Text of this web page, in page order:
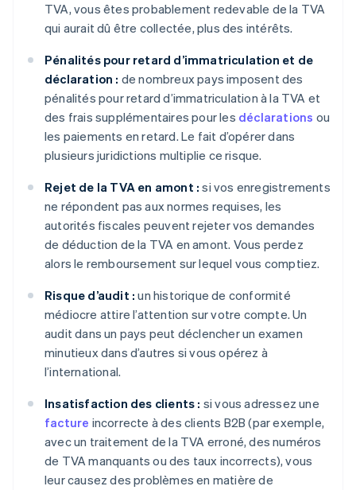
TVA, vous êtes probablement redevable de la TVA
qui aurait dû être collectée, plus des intérêts.
Pénalités pour retard d’immatriculation et de
déclaration : de nombreux pays imposent des
pénalités pour retard d’immatriculation à la TVA et
des frais supplémentaires pour les déclarations ou
les paiements en retard. Le fait d’opérer dans
plusieurs juridictions multiplie ce risque.
Rejet de la TVA en amont : si vos enregistrements
ne répondent pas aux normes requises, les
autorités fiscales peuvent rejeter vos demandes
de déduction de la TVA en amont. Vous perdez
alors le remboursement sur lequel vous comptiez.
Risque d’audit : un historique de conformité
médiocre attire l’attention sur votre compte. Un
audit dans un pays peut déclencher un examen
minutieux dans d’autres si vous opérez à
l’international.
Insatisfaction des clients : si vous adressez une
facture incorrecte à des clients B2B (par exemple,
avec un traitement de la TVA erroné, des numéros
de TVA manquants ou des taux incorrects), vous
leur causez des problèmes en matière de